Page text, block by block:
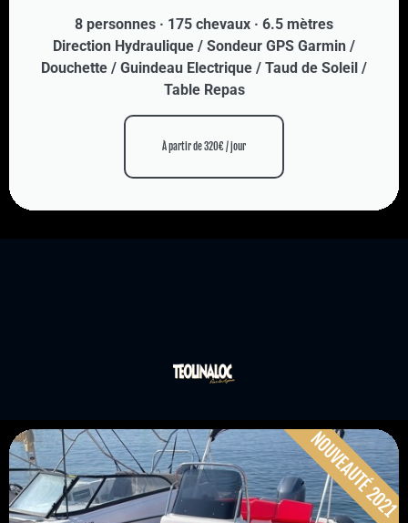
8 personnes · 175 chevaux · 6.5 mètres
Direction Hydraulique / Sondeur GPS Garmin /
Douchette / Guindeau Electrique / Taud de Soleil /
Table Repas
À partir de 320€ / jour
NOUVEAUTÉ 2021